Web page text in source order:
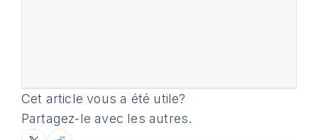
Cet article vous a été utile?
Partagez-le avec les autres.